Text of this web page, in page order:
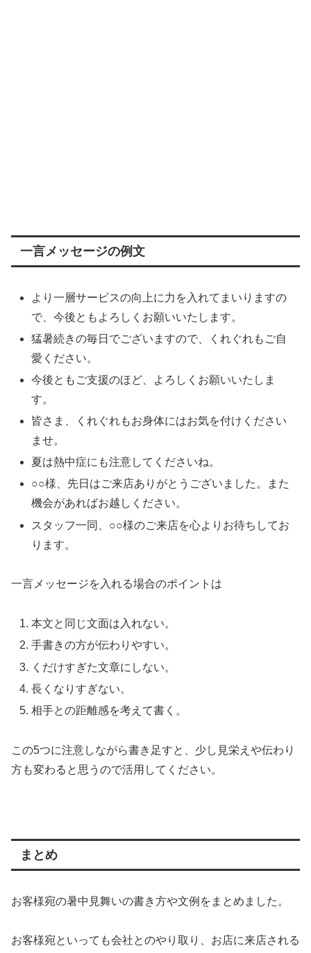
一言メッセージの例文
より一層サービスの向上に力を入れてまいりますの
で、今後ともよろしくお願いいたします。
猛暑続きの毎日でございますので、くれぐれもご自
愛ください。
今後ともご支援のほど、よろしくお願いいたしま
す。
皆さま、くれぐれもお身体にはお気を付けください
ませ。
夏は熱中症にも注意してくださいね。
○○様、先日はご来店ありがとうございました。また
機会があればお越しください。
スタッフ一同、○○様のご来店を心よりお待ちしてお
ります。
一言メッセージを入れる場合のポイントは
本文と同じ文面は入れない。
手書きの方が伝わりやすい。
くだけすぎた文章にしない。
長くなりすぎない。
相手との距離感を考えて書く。
この5つに注意しながら書き足すと、少し見栄えや伝わり
方も変わると思うので活用してください。
まとめ
お客様宛の暑中見舞いの書き方や文例をまとめました。
お客様宛といっても会社とのやり取り、お店に来店される